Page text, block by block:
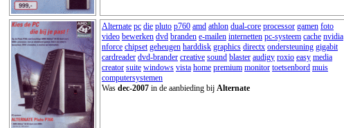
Alternate pc die pluto p760 amd athlon dual-core processor gamen foto
video bewerken dvd branden e-mailen internetten pc-systeem cache nvidia
nforce chipset geheugen harddisk graphics directx ondersteuning gigabit
cardreader dvd-brander creative sound blaster audigy roxio easy media
creator suite windows vista home premium monitor toetsenbord muis
computersystemen
Was dec-2007 in de aanbieding bij Alternate